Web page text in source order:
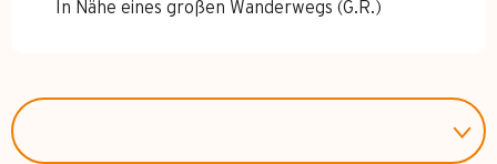
In Nähe eines großen Wanderwegs (G.R.)